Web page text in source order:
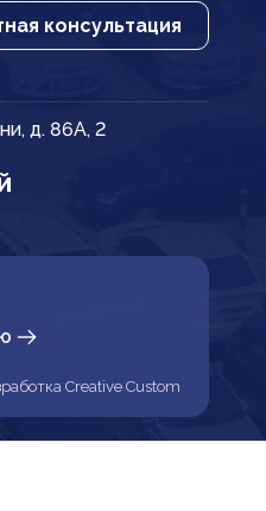
консультация
д. 86А, 2
Creative Custom